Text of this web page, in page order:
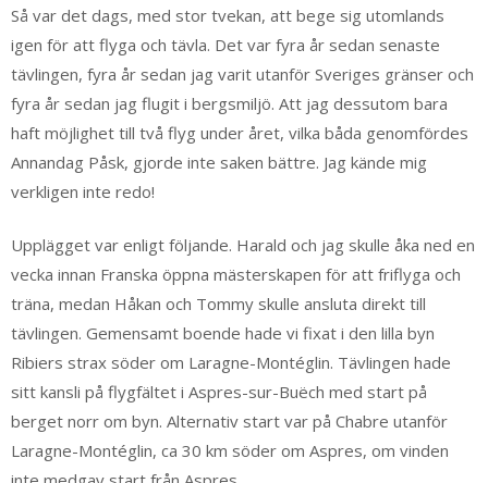
Så var det dags, med stor tvekan, att bege sig utomlands
igen för att flyga och tävla. Det var fyra år sedan senaste
tävlingen, fyra år sedan jag varit utanför Sveriges gränser och
fyra år sedan jag flugit i bergsmiljö. Att jag dessutom bara
haft möjlighet till två flyg under året, vilka båda genomfördes
Annandag Påsk, gjorde inte saken bättre. Jag kände mig
verkligen inte redo!
Upplägget var enligt följande. Harald och jag skulle åka ned en
vecka innan Franska öppna mästerskapen för att friflyga och
träna, medan Håkan och Tommy skulle ansluta direkt till
tävlingen. Gemensamt boende hade vi fixat i den lilla byn
Ribiers strax söder om Laragne-Montéglin. Tävlingen hade
sitt kansli på flygfältet i Aspres-sur-Buëch med start på
berget norr om byn. Alternativ start var på Chabre utanför
Laragne-Montéglin, ca 30 km söder om Aspres, om vinden